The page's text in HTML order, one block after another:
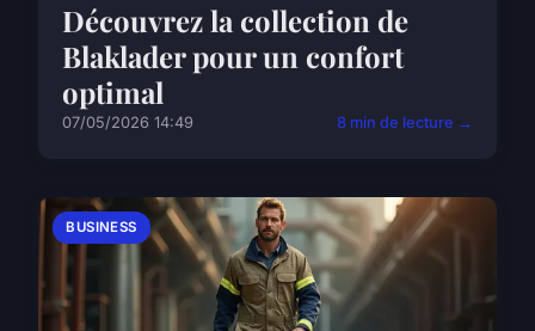
Découvrez la collection de
Blaklader pour un confort
optimal
07/05/2026 14:49 8 min de lecture →
BUSINESS